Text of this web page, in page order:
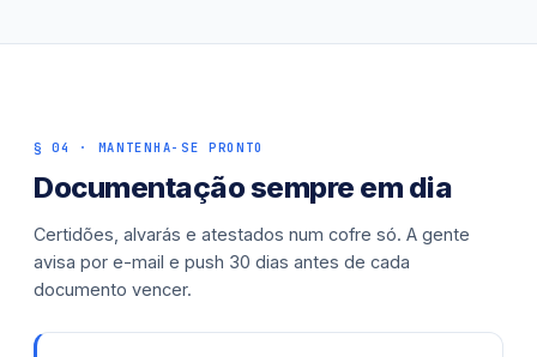
§ 04 · MANTENHA-SE PRONTO
Documentação sempre em dia
Certidões, alvarás e atestados num cofre só. A gente
avisa por e-mail e push 30 dias antes de cada
documento vencer.